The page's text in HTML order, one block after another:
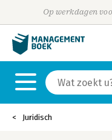
Op werkdagen
Juridisch